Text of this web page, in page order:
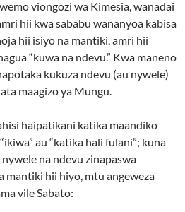
viongozi wa Kimesia, wanadai
hii kwa sababu wananyoa kabisa
hii isiyo na mantiki, amri hii
“kuwa na ndevu.” Kwa maneno
kukuza ndevu (au nywele)
maagizo ya Mungu.
haipatikani katika maandiko
au “katika hali fulani”; kuna
na ndevu zinapaswa
mantiki hii hiyo, mtu angeweza
vile Sabato: